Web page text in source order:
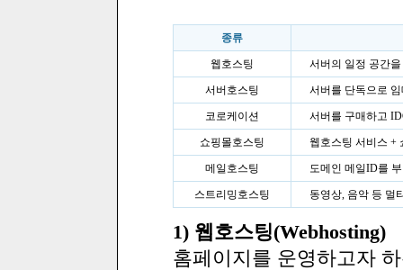
종류
웹호스팅 서버의 일정 공간
서버호스팅 서버를 단독으로
코로케이션 서버를 구매하고
쇼핑몰호스팅 웹호스팅 서비스 +
메일호스팅 도메인 메일ID를
스트리밍호스팅 동영상, 음악 등 멀
1) 웹호스팅(Webhosting)
홈페이지를 운영하고자